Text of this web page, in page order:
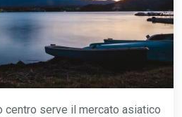
centro serve il mercato asiatico